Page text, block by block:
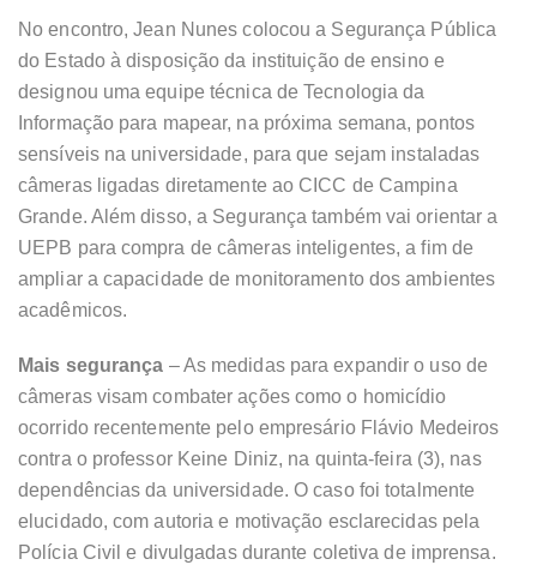
No encontro, Jean Nunes colocou a Segurança Pública
do Estado à disposição da instituição de ensino e
designou uma equipe técnica de Tecnologia da
Informação para mapear, na próxima semana, pontos
sensíveis na universidade, para que sejam instaladas
câmeras ligadas diretamente ao CICC de Campina
Grande. Além disso, a Segurança também vai orientar a
UEPB para compra de câmeras inteligentes, a fim de
ampliar a capacidade de monitoramento dos ambientes
acadêmicos.
Mais segurança – As medidas para expandir o uso de
câmeras visam combater ações como o homicídio
ocorrido recentemente pelo empresário Flávio Medeiros
contra o professor Keine Diniz, na quinta-feira (3), nas
dependências da universidade. O caso foi totalmente
elucidado, com autoria e motivação esclarecidas pela
Polícia Civil e divulgadas durante coletiva de imprensa.